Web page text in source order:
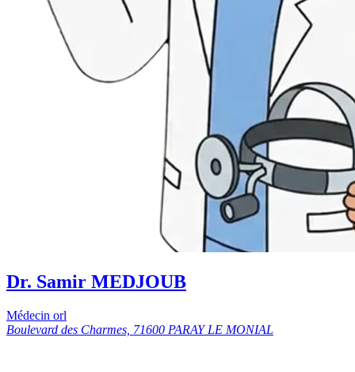
Dr. Samir MEDJOUB
Médecin orl
Boulevard des Charmes, 71600 PARAY LE MONIAL